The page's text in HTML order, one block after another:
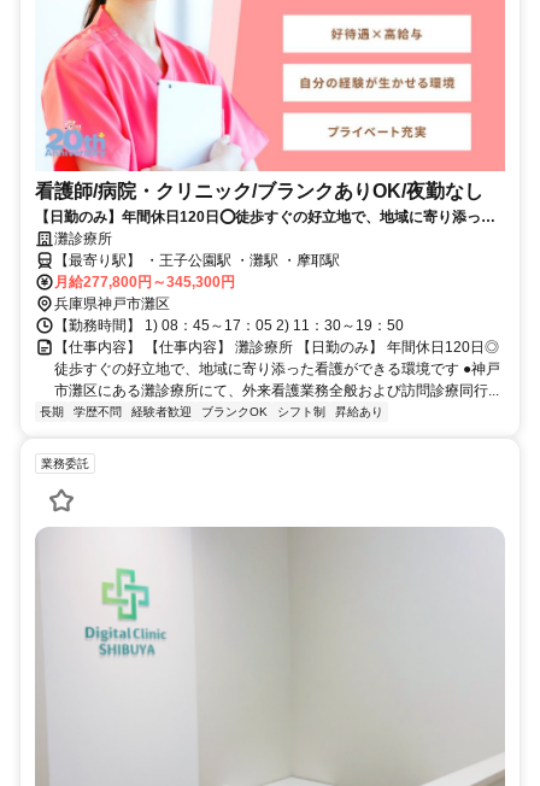
看護師/病院・クリニック/ブランクありOK/夜勤なし
【日勤のみ】年間休日120日⭕徒歩すぐの好立地で、地域に寄り添った
看護ができる環境です
灘診療所
【最寄り駅】 ・王子公園駅 ・灘駅 ・摩耶駅
月給277,800円～345,300円
兵庫県神戸市灘区
【勤務時間】 1) 08：45～17：05 2) 11：30～19：50
【仕事内容】 【仕事内容】 灘診療所 【日勤のみ】 年間休日120日◎
徒歩すぐの好立地で、地域に寄り添った看護ができる環境です ●神戸
市灘区にある灘診療所にて、外来看護業務全般および訪問診療同行...
長期 学歴不問 経験者歓迎 ブランクOK シフト制 昇給あり
業務委託